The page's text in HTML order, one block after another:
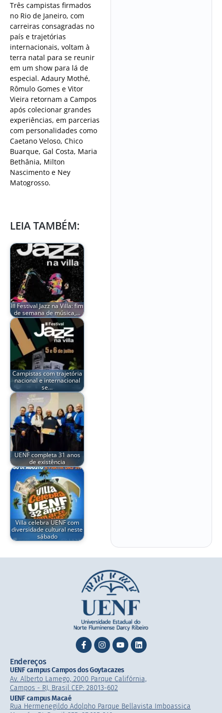
Três campistas firmados
no Rio de Janeiro, com
carreiras consagradas no
país e trajetórias
internacionais, voltam à
terra natal para se reunir
em um show para lá de
especial. Adaury Mothé,
Rômulo Gomes e Vitor
Vieira retornam a Campos
após colecionar grandes
experiências, em parcerias
com personalidades como
Caetano Veloso, Chico
Buarque, Gal Costa, Maria
Bethânia, Milton
Nascimento e Ney
Matogrosso.
LEIA TAMBÉM:
III Festival Jazz na Villa: fim
de semana de música,…
Campistas com trajetória
nacional e internacional
se…
UENF completa 31 anos
de existência
Villa celebra UENF com
diversidade cultural neste
sábado
Endereços
UENF campus Campos dos Goytacazes
Av. Alberto Lamego, 2000 Parque Califórnia,
Campos - RJ, Brasil CEP: 28013-602
UENF campus Macaé
Rua Hermenegildo Adolpho Parque Bellavista Imboassica